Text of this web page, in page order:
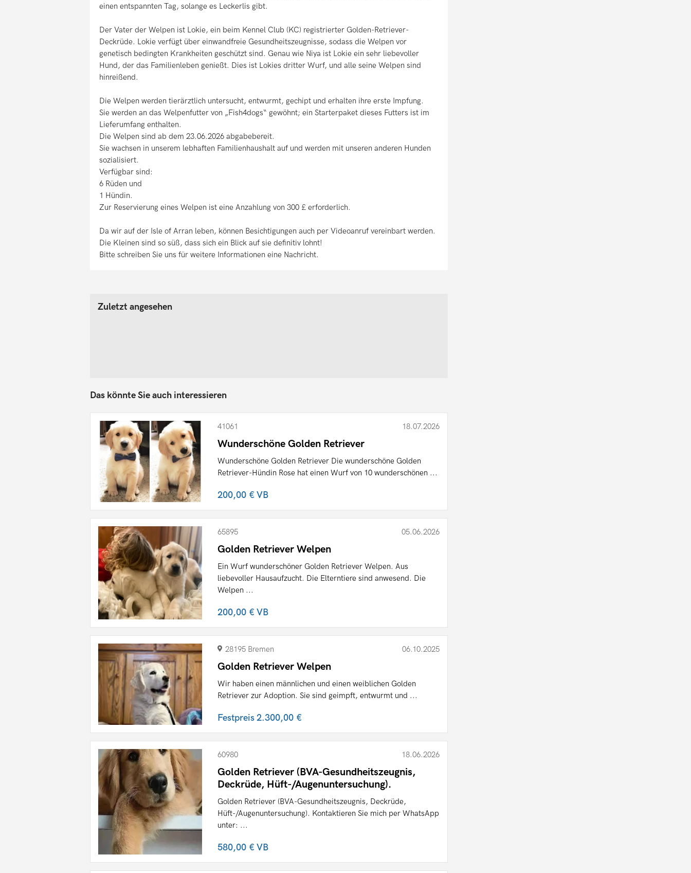
einen entspannten Tag, solange es Leckerlis gibt.
Der Vater der Welpen ist Lokie, ein beim Kennel Club (KC) registrierter Golden-Retriever-
Deckrüde. Lokie verfügt über einwandfreie Gesundheitszeugnisse, sodass die Welpen vor
genetisch bedingten Krankheiten geschützt sind. Genau wie Niya ist Lokie ein sehr liebevoller
Hund, der das Familienleben genießt. Dies ist Lokies dritter Wurf, und alle seine Welpen sind
hinreißend.
Die Welpen werden tierärztlich untersucht, entwurmt, gechipt und erhalten ihre erste Impfung.
Sie werden an das Welpenfutter von „Fish4dogs“ gewöhnt; ein Starterpaket dieses Futters ist im
Lieferumfang enthalten.
Die Welpen sind ab dem 23.06.2026 abgabebereit.
Sie wachsen in unserem lebhaften Familienhaushalt auf und werden mit unseren anderen Hunden
sozialisiert.
Verfügbar sind:
6 Rüden und
1 Hündin.
Zur Reservierung eines Welpen ist eine Anzahlung von 300 £ erforderlich.
Da wir auf der Isle of Arran leben, können Besichtigungen auch per Videoanruf vereinbart werden.
Die Kleinen sind so süß, dass sich ein Blick auf sie definitiv lohnt!
Bitte schreiben Sie uns für weitere Informationen eine Nachricht.
Zuletzt angesehen
Das könnte Sie auch interessieren
41061 18.07.2026
Wunderschöne Golden Retriever
Wunderschöne Golden Retriever Die wunderschöne Golden
Retriever-Hündin Rose hat einen Wurf von 10 wunderschönen ...
200,00 €VB
65895 05.06.2026
Golden Retriever Welpen
Ein Wurf wunderschöner Golden Retriever Welpen. Aus
liebevoller Hausaufzucht. Die Elterntiere sind anwesend. Die
Welpen ...
200,00 €VB
28195 Bremen 06.10.2025
Golden Retriever Welpen
Wir haben einen männlichen und einen weiblichen Golden
Retriever zur Adoption. Sie sind geimpft, entwurmt und ...
Festpreis2.300,00 €
60980 18.06.2026
Golden Retriever (BVA-Gesundheitszeugnis,
Deckrüde, Hüft-/Augenuntersuchung).
Golden Retriever (BVA-Gesundheitszeugnis, Deckrüde,
Hüft-/Augenuntersuchung). Kontaktieren Sie mich per WhatsApp
unter: ...
580,00 €VB